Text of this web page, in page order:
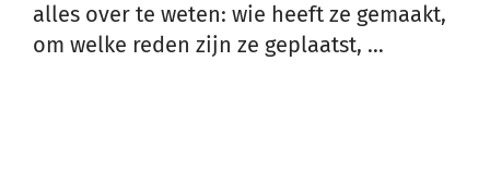
alles over te weten: wie heeft ze gemaakt,
om welke reden zijn ze geplaatst, …